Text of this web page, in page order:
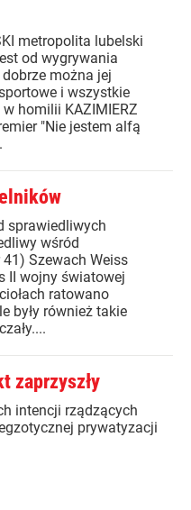
metropolita lubelski
od wygrywania
można jej
i wszystkie
homilii KAZIMIERZ
"Nie jestem alfą
sprawiedliwych
wśród
Szewach Weiss
II wojny światowej
ratowano
były również takie
zaprzyszły
intencji rządzących
prywatyzacji